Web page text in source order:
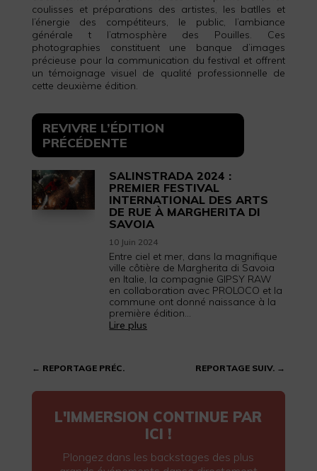
coulisses et préparations des artistes, les batlles et
l’énergie des compétiteurs, le public, l’ambiance
générale t l’atmosphère des Pouilles. Ces
photographies constituent une banque d’images
précieuse pour la communication du festival et offrent
un témoignage visuel de qualité professionnelle de
cette deuxième édition.
REVIVRE L’ÉDITION
PRÉCÉDENTE
SALINSTRADA 2024 :
PREMIER FESTIVAL
INTERNATIONAL DES ARTS
DE RUE À MARGHERITA DI
SAVOIA
10 Juin 2024
Entre ciel et mer, dans la magnifique
ville côtière de Margherita di Savoia
en Italie, la compagnie GIPSY RAW
en collaboration avec PROLOCO et la
commune ont donné naissance à la
première édition...
Lire plus
← REPORTAGE PRÉC. REPORTAGE SUIV. →
L'IMMERSION CONTINUE PAR
ICI !
Plongez dans les backstages des plus